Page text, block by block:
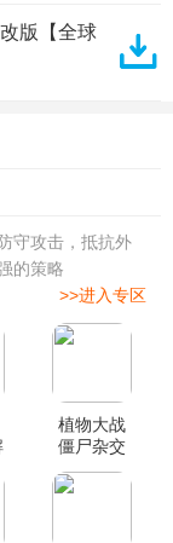
版【全球
守攻击，抵抗外
的策略
>>进入专区
植物大战
僵尸杂交
重制版